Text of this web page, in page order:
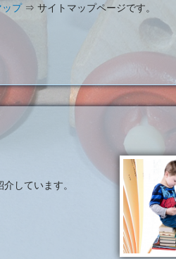
プ⇒ サイトマップページです。
しています。